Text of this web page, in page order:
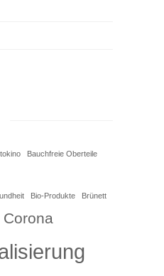
Bauchfreie Oberteile
Bio-Produkte Brünett
Corona